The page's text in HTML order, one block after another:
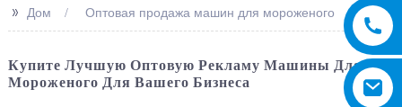
>> Дом Оптовая продажа машин для мороженого
Купите Лучшую Оптовую Рекламу Машины Для
Мороженого Для Вашего Бизнеса